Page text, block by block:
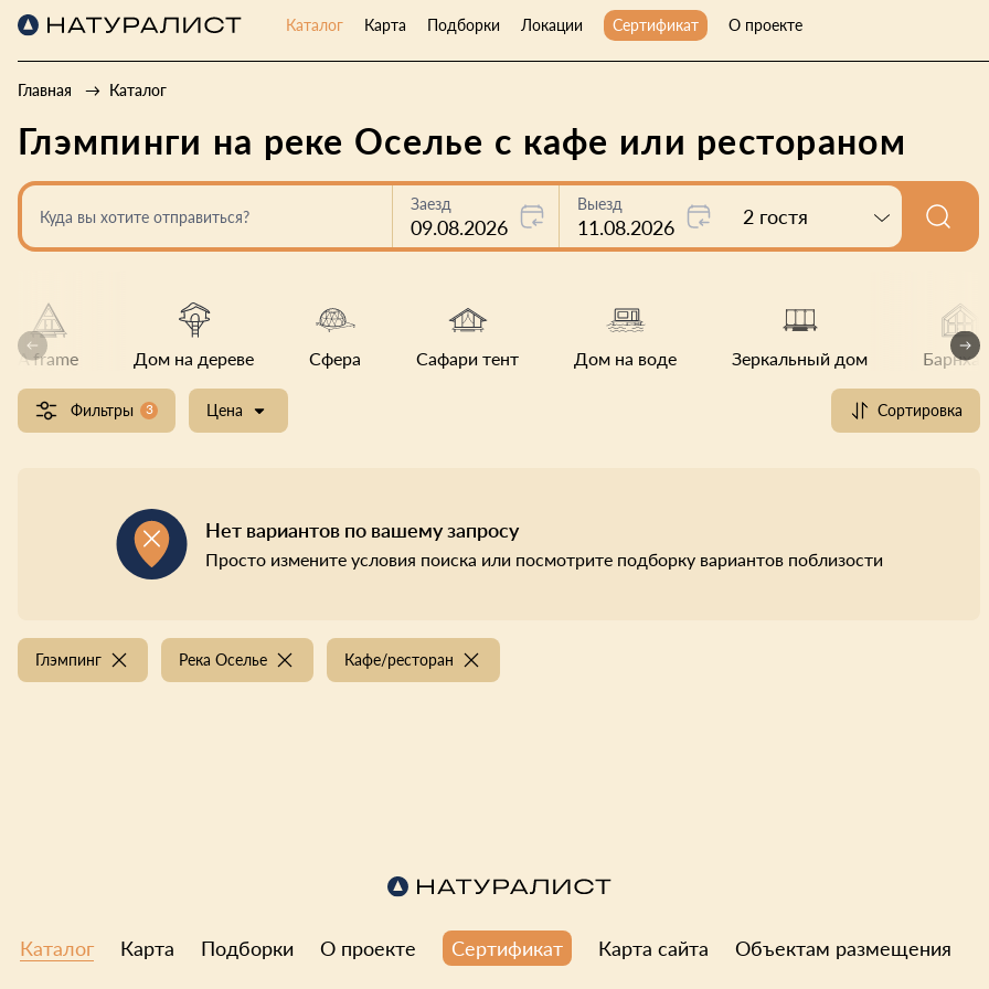
Каталог Карта Подборки Локации Сертификат О проекте
Главная Каталог
Глэмпинги на реке Оселье с кафе или рестораном
Куда вы хотите отправиться?
Заезд
09.08.2026
Выезд
11.08.2026 2 гостя
A frame Дом на дереве Сфера Сафари тент Дом на воде Зеркальный дом Барнхауз
Фильтры 3 Цена Сортировка
Нет вариантов по вашему запросу
Просто измените условия поиска или посмотрите подборку вариантов поблизости
Глэмпинг Река Оселье Кафе/ресторан
Каталог Карта Подборки О проекте Сертификат Карта сайта Объектам размещения